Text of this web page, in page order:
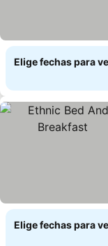
Elige fechas para
Elige fechas para